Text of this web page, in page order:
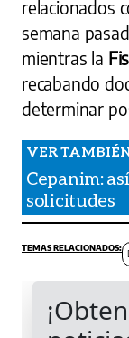
relacionados
semana
mientras la
recabando
determinar
Cepanim:
solicitudes